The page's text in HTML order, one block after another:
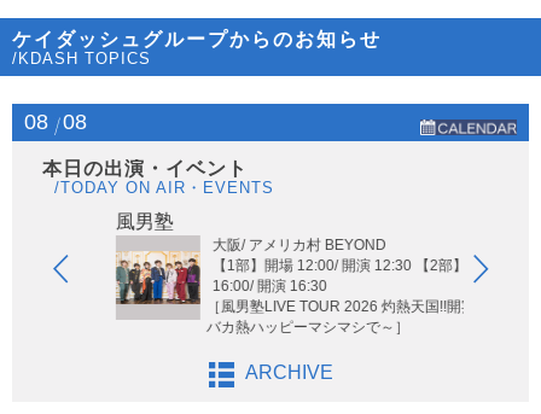
ケイダッシュグループからのお知らせ
/KDASH TOPICS
08 08
本日の出演・イベント
/TODAY ON AIR・EVENTS
風男塾
大阪/ アメリカ村 BEYOND
【1部】開場 12:00/ 開演 12:30 【2部】開場
16:00/ 開演 16:30
［風男塾LIVE TOUR 2026 灼熱天国!!開宴!! ～
バカ熱ハッピーマシマシで～］
ARCHIVE